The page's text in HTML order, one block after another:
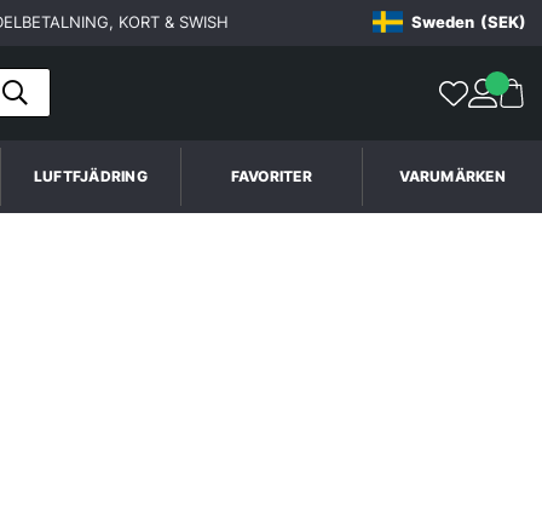
KORT & SWISH Sweden (SEK)
LUFTFJÄDRING FAVORITER VARUMÄRKEN